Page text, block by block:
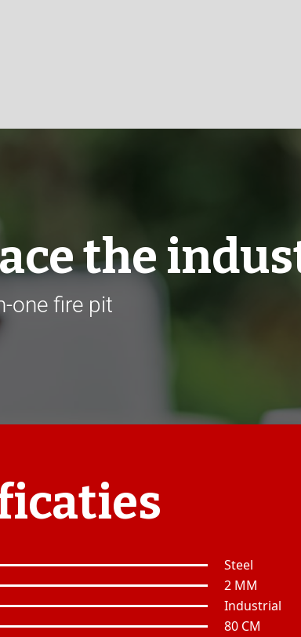
the
one fire pit
Steel
2 MM
Industrial
80 CM